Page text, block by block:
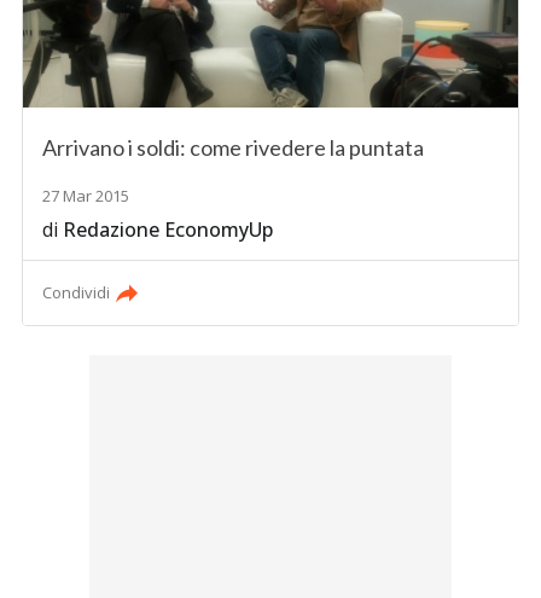
Arrivano i soldi: come rivedere la puntata
27 Mar 2015
di Redazione EconomyUp
Condividi